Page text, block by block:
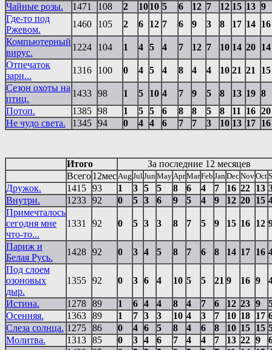
Чайные розы.
1471 108 2 1010 5 6 12 7 12 15 13 9
Где-то под
Ржевом.
1460 105 2 6 12 7 6 9 3 8 17 14 16
Компьютерный
вирус.
1224 104 1 4 5 4 7 12 7 10 14 20 14
Отпечаток
зари...
1316 100 0 4 5 4 8 4 4 10 21 21
15
Сезон охоты на
птиц.
1433 98 1 5 10 4 7 9 5 8 13 19 8
Потоп.
1385 98 1 5 5 6 8 8 5 8 11 16 20
Не чудо света.
1345 94 0 4 4 6 7 7 3 10 13 17 16
Итого
За последние 12 месяцев
Всего12мес Aug Jul Jun May AprMarFeb Jan DecNovOct
Дружок. 1415 93 1 3 5 5 8 6 4 7 16 22 13
Внутри.
1233 92 0 5 3 6 9 5 4 9 12 20 15
Примечталось
сегодня мне
что-то...
1331 92 0 5 3 3 8 7 5 9 15 16 12
Париж и
Белая Русь.
1428 92 0 3 4 5 8 7 6 8 14 17 16
Под слоем
озоновых
дыр.
1355 92 0 3 6 4 10 5 5 21 9 16 9
Истина. 1278 89 1 6 4 4 8 4 7 6 12 23 9
Осенняя.
1363 89 1 7 3 3 10 4 3 7 10 18 17
Слеза солнца. 1275 86 0 4 6 5 8 4 6 8 10 15 15
Молитва.
1313 85 0 3 4 6 7 4 4 7 13 22 9